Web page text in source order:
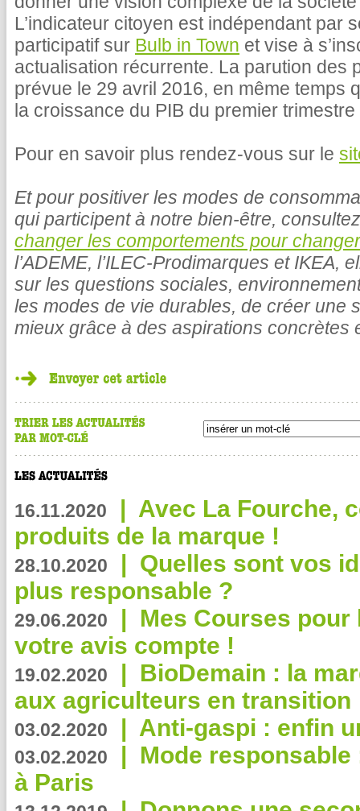
L’indicateur citoyen est indépendant par
participatif sur Bulb in Town et vise à
actualisation récurrente. La parution des
prévue le 29 avril 2016, en même temps
la croissance du PIB du premier trimestre
Pour en savoir plus rendez-vous sur le
Et pour positiver les modes de
qui participent à notre bien-être,
changer les comportements pour
l’ADEME, l’ILEC-Prodimarques et IKEA,
sur les questions sociales,
les modes de vie durables, de créer une
mieux grâce à des aspirations concrètes
16.11.2020 | Avec La Fourche,
produits de la marque !
28.10.2020 | Quelles sont vos
plus responsable ?
29.06.2020 | Mes Courses pour
votre avis compte !
19.02.2020 | BioDemain : la
aux agriculteurs en transition
03.02.2020 | Anti-gaspi : enfin
03.02.2020 | Mode
à Paris